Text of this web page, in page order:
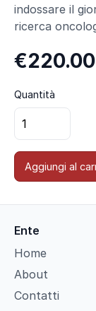
indossare il
ricerca
€220.00
Quantità
Aggiungi al
Ente
Home
About
Contatti